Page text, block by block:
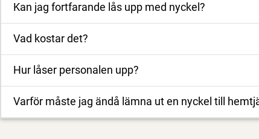
Kan jag fortfarande lås upp med nyckel?
Vad kostar det?
Hur låser personalen upp?
Varför måste jag ändå lämna ut en nyckel till